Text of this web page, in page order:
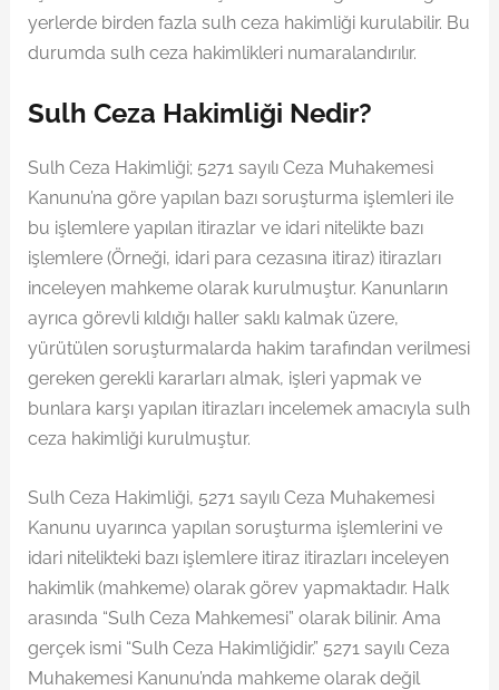
yerlerde birden fazla sulh ceza hakimliği kurulabilir. Bu
durumda sulh ceza hakimlikleri numaralandırılır.
Sulh Ceza Hakimliği Nedir?
Sulh Ceza Hakimliği; 5271 sayılı Ceza Muhakemesi
Kanunu’na göre yapılan bazı soruşturma işlemleri ile
bu işlemlere yapılan itirazlar ve idari nitelikte bazı
işlemlere (Örneği, idari para cezasına itiraz) itirazları
inceleyen mahkeme olarak kurulmuştur. Kanunların
ayrıca görevli kıldığı haller saklı kalmak üzere,
yürütülen soruşturmalarda hakim tarafından verilmesi
gereken gerekli kararları almak, işleri yapmak ve
bunlara karşı yapılan itirazları incelemek amacıyla sulh
ceza hakimliği kurulmuştur.
Sulh Ceza Hakimliği, 5271 sayılı Ceza Muhakemesi
Kanunu uyarınca yapılan soruşturma işlemlerini ve
idari nitelikteki bazı işlemlere itiraz itirazları inceleyen
hakimlik (mahkeme) olarak görev yapmaktadır. Halk
arasında “Sulh Ceza Mahkemesi” olarak bilinir. Ama
gerçek ismi “Sulh Ceza Hakimliğidir.” 5271 sayılı Ceza
Muhakemesi Kanunu’nda mahkeme olarak değil